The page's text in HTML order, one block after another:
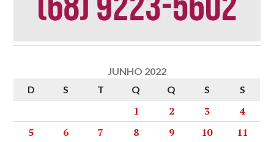
JUNHO 2022
D
S T Q Q S S
1 2 3
4
5
6 7 8 9 10
11